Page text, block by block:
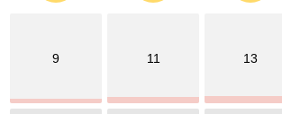
9 11 13